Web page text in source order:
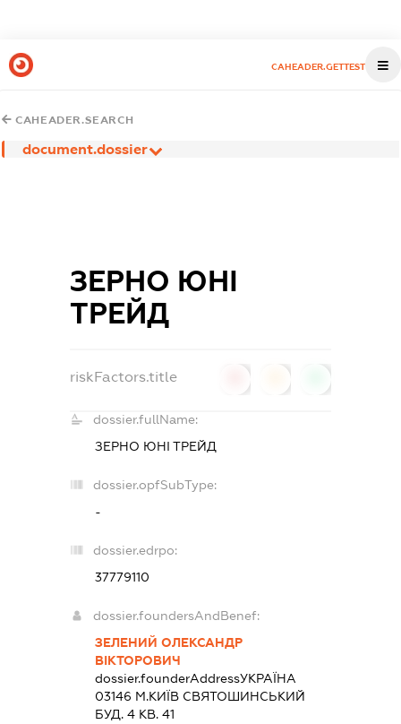
CAHEADER.GETTEST
CAHEADER.SEARCH
document.dossier
ЗЕРНО ЮНІ
ТРЕЙД
riskFactors.title
dossier.fullName:
ЗЕРНО ЮНІ ТРЕЙД
dossier.opfSubType:
-
dossier.edrpo:
37779110
dossier.foundersAndBenef:
ЗЕЛЕНИЙ ОЛЕКСАНДР
ВІКТОРОВИЧ
dossier.founderAddressУКРАЇНА
03146 М.КИЇВ СВЯТОШИНСЬКИЙ
БУД. 4 КВ. 41